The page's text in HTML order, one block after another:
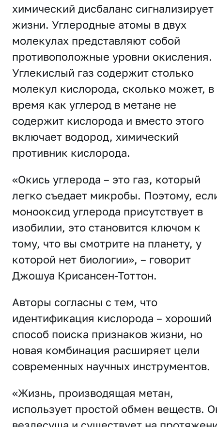
химический дисбаланс сигнализирует
жизни. Углеродные атомы в двух
молекулах представляют собой
противоположные уровни окисления.
Углекислый газ содержит столько
молекул кислорода, сколько может, в
время как углерод в метане не
содержит кислорода и вместо этого
включает водород, химический
противник кислорода.
«Окись углерода – это газ, который
легко съедает микробы. Поэтому,
монооксид углерода присутствует в
изобилии, это становится ключом к
тому, что вы смотрите на планету, у
которой нет биологии», – говорит
Джошуа Крисансен-Тоттон.
Авторы согласны с тем, что
идентификация кислорода – хороший
способ поиска признаков жизни, но
новая комбинация расширяет цели
современных научных инструментов.
«Жизнь, производящая метан,
использует простой обмен веществ.